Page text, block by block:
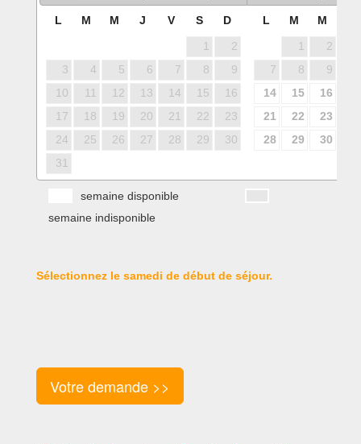
L M M J V S D
1
2
3
4 5 6 7 8
9
10
11 12 13 14 15
16
17
18 19 20 21 22
23
24
25 26 27 28 29
30
31
L M M
1 2
7
8 9
14
15 16
21
22 23
28
29 30
semaine disponible
semaine indisponible
Sélectionnez le samedi de début de séjour.
Votre demande >>